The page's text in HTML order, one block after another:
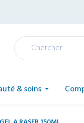
& soins